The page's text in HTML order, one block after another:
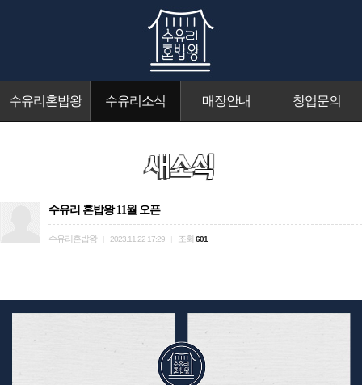
수유리혼밥왕 수유리소식 매장안내 창업문의
수유리 혼밥왕 11월 오픈
수유리혼밥왕 2023.11.22 17:29 조회 601